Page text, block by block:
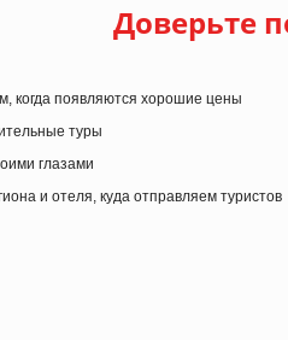
Доверьте
когда появляются хорошие цены
туры
глазами
и отеля, куда отправляем туристов